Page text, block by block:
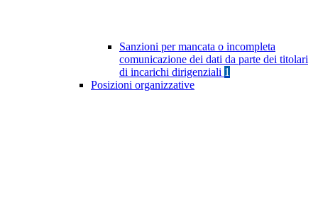
Sanzioni per mancata o incompleta
comunicazione dei dati da parte dei titolari
di incarichi dirigenziali 1
Posizioni organizzative